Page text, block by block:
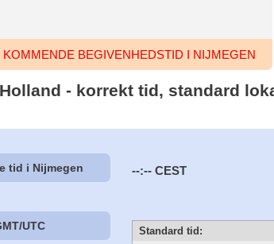
BEGIVENHEDSTID I NIJMEGEN
- korrekt tid, standard
tid i Nijmegen --:-- CEST
UTC Standard tid: